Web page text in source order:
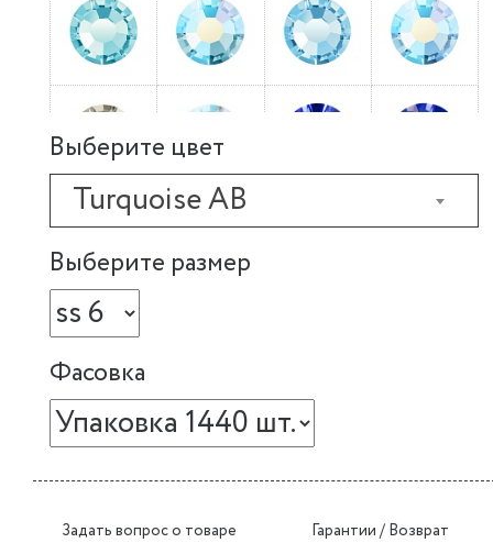
Выберите цвет
Turquoise AB
Выберите размер
Фасовка
Задать вопрос о товаре Гарантии / Возврат